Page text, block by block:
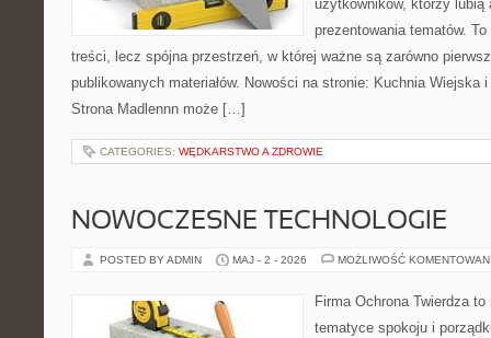
użytkowników, którzy lubią
prezentowania tematów.
treści, lecz spójna przestrzeń, w której ważne są zarówno
publikowanych materiałów. Nowości na stronie: Kuchnia Wiejska
Strona Madlennn może […]
CATEGORIES: WĘDKARSTWO A ZDROWIE
NOWOCZESNE TECHNOLOGIE
POSTED BY ADMIN MAJ - 2 - 2026 MOŻLIWOŚĆ
Firma Ochrona Twierdza
tematyce spokoju i